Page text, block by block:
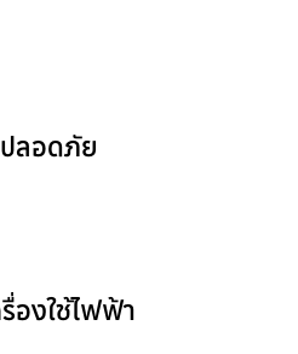
ปลอดภัย
องใช้ไฟฟ้า